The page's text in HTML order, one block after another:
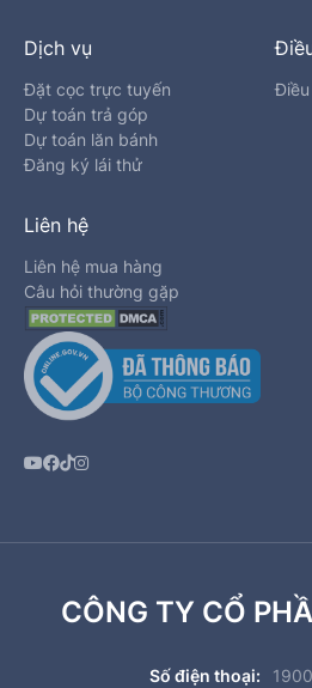
Dịch vụ
Đặt cọc trực tuyến
Dự toán trả góp
Dự toán lăn bánh
Đăng ký lái thử
Điều
Liên hệ
Liên hệ mua hàng
Câu hỏi thường gặp
CÔNG TY CỔ
Số điện thoại: